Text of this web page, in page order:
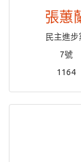
張蕙
民主進步
7號
1164